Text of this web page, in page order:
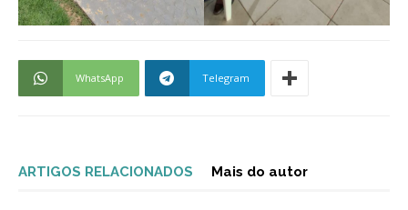
WhatsApp Telegram
ARTIGOS RELACIONADOS Mais do autor